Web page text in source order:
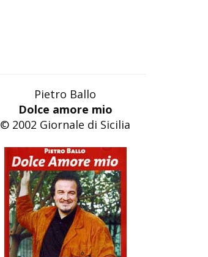
Pietro Ballo
Dolce amore mio
© 2002 Giornale di Sicilia